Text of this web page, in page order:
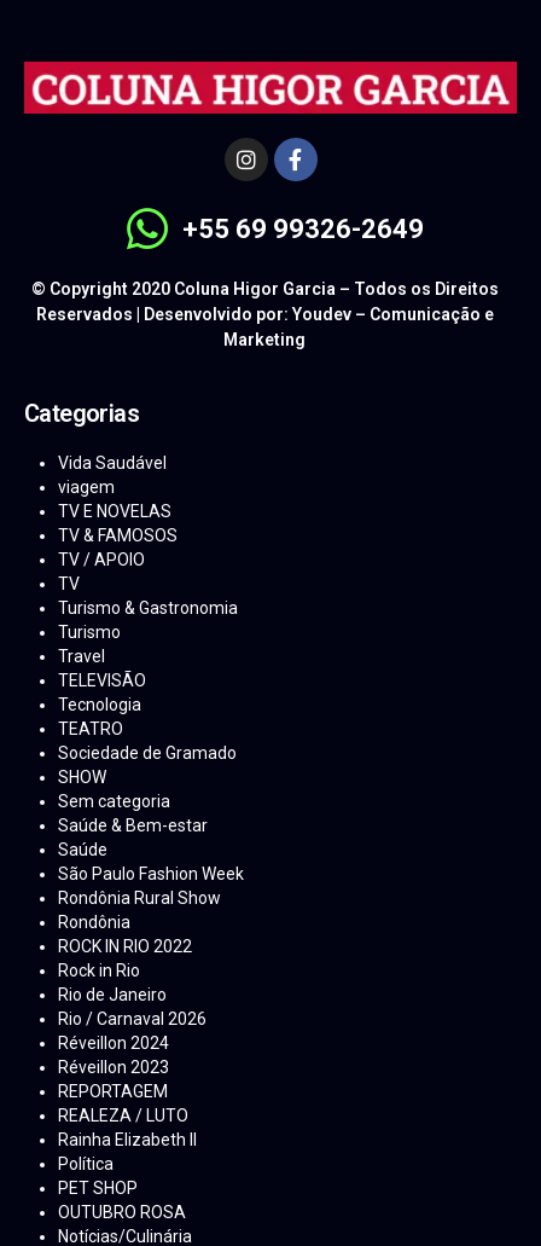
+55 69 99326-2649
© Copyright 2020 Coluna Higor Garcia – Todos os Direitos
Reservados | Desenvolvido por: Youdev – Comunicação e
Marketing
Categorias
Vida Saudável
viagem
TV E NOVELAS
TV & FAMOSOS
TV / APOIO
TV
Turismo & Gastronomia
Turismo
Travel
TELEVISÃO
Tecnologia
TEATRO
Sociedade de Gramado
SHOW
Sem categoria
Saúde & Bem-estar
Saúde
São Paulo Fashion Week
Rondônia Rural Show
Rondônia
ROCK IN RIO 2022
Rock in Rio
Rio de Janeiro
Rio / Carnaval 2026
Réveillon 2024
Réveillon 2023
REPORTAGEM
REALEZA / LUTO
Rainha Elizabeth ll
Política
PET SHOP
OUTUBRO ROSA
Notícias/Culinária